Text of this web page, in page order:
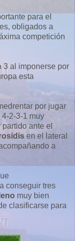
para el
obligados a
competición
3 al imponerse por
esta
por jugar
2-3-1 muy
ante el
en el lateral
a
conseguir tres
muy bien
clasificarse para